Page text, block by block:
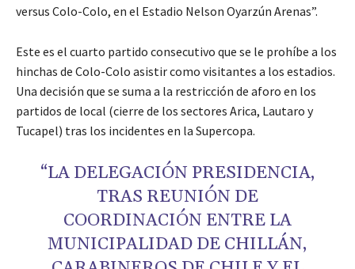
versus Colo-Colo, en el Estadio Nelson Oyarzún Arenas”.
Este es el cuarto partido consecutivo que se le prohíbe a los
hinchas de Colo-Colo asistir como visitantes a los estadios.
Una decisión que se suma a la restricción de aforo en los
partidos de local (cierre de los sectores Arica, Lautaro y
Tucapel) tras los incidentes en la Supercopa.
“LA DELEGACIÓN PRESIDENCIA,
TRAS REUNIÓN DE
COORDINACIÓN ENTRE LA
MUNICIPALIDAD DE CHILLÁN,